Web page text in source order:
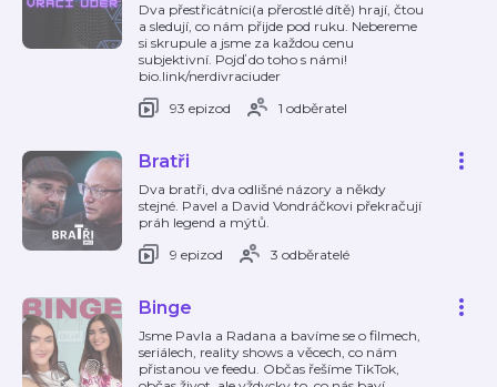
Dva přestřicátníci(a přerostlé dítě) hrají, čtou
a sledují, co nám přijde pod ruku. Nebereme
si skrupule a jsme za každou cenu
subjektivní. Pojď do toho s námi!
bio.link/nerdivraciuder
93 epizod
1 odběratel
Bratři
Dva bratři, dva odlišné názory a někdy
stejné. Pavel a David Vondráčkovi překračují
práh legend a mýtů.
9 epizod
3 odběratelé
Binge
Jsme Pavla a Radana a bavíme se o filmech,
seriálech, reality shows a věcech, co nám
přistanou ve feedu. Občas řešíme TikTok,